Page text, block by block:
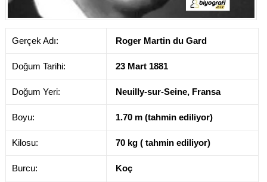
Gerçek Adı: Roger Martin du Gard
Doğum Tarihi: 23 Mart 1881
Doğum Yeri: Neuilly-sur-Seine, Fransa
Boyu: 1.70 m (tahmin ediliyor)
Kilosu: 70 kg ( tahmin ediliyor)
Burcu: Koç